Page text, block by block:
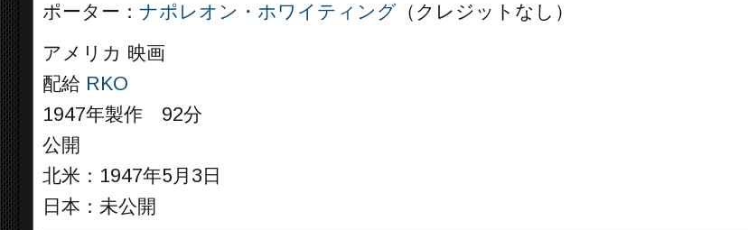
ポーター： ナポレオン・ホワイティング （クレジットなし）
アメリカ 映画
配給 RKO
1947年製作 92分
公開
北米：1947年5月3日
日本：未公開